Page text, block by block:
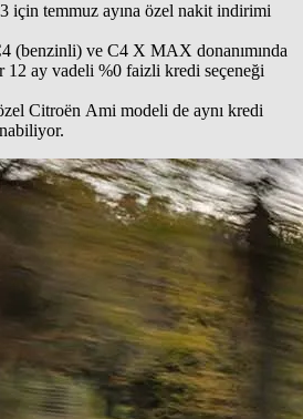
için temmuz ayına özel nakit indirimi
(benzinli) ve C4 X MAX donanımında
12 ay vadeli %0 faizli kredi seçeneği
Citroën Ami modeli de aynı kredi